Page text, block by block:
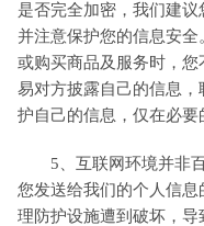
是否完全加密，我们建议
并注意保护您的信息安
或购买商品及服务时，
易对方披露自己的信息
护自己的信息，仅在必要
5、互联网环境并非
您发送给我们的个人信
理防护设施遭到破坏，